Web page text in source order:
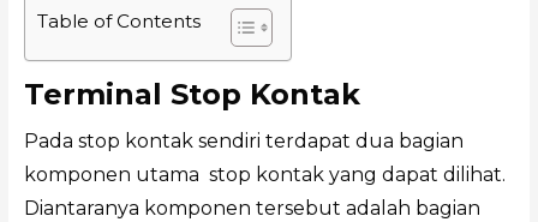
Table of Contents
Terminal Stop Kontak
Pada stop kontak sendiri terdapat dua bagian
komponen utama stop kontak yang dapat dilihat.
Diantaranya komponen tersebut adalah bagian